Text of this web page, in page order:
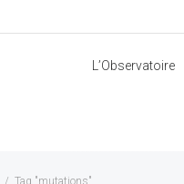
L’Observatoire
/ Tag "mutations"